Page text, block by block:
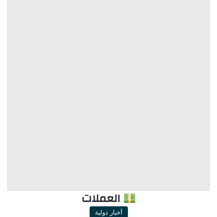
العملات
أخبار دولية